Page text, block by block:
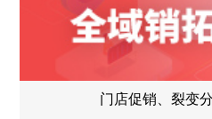
门店促销、裂变